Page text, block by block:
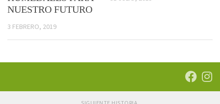
NUESTRO FUTURO
3 FEBRERO, 2019